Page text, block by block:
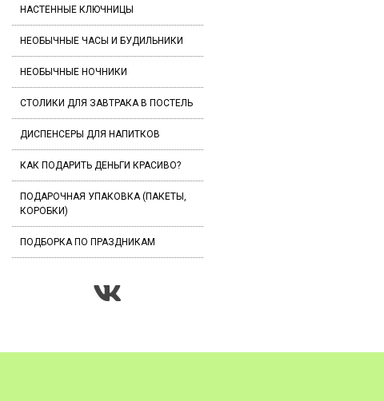
НАСТЕННЫЕ КЛЮЧНИЦЫ
НЕОБЫЧНЫЕ ЧАСЫ И БУДИЛЬНИКИ
НЕОБЫЧНЫЕ НОЧНИКИ
СТОЛИКИ ДЛЯ ЗАВТРАКА В ПОСТЕЛЬ
ДИСПЕНСЕРЫ ДЛЯ НАПИТКОВ
КАК ПОДАРИТЬ ДЕНЬГИ КРАСИВО?
ПОДАРОЧНАЯ УПАКОВКА (ПАКЕТЫ,
КОРОБКИ)
ПОДБОРКА ПО ПРАЗДНИКАМ